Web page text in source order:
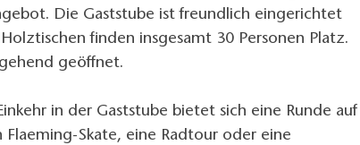
Die Gaststube ist freundlich eingerichtet
finden insgesamt 30 Personen Platz.
geöffnet.
in der Gaststube bietet sich eine Runde auf
Skate, eine Radtour oder eine